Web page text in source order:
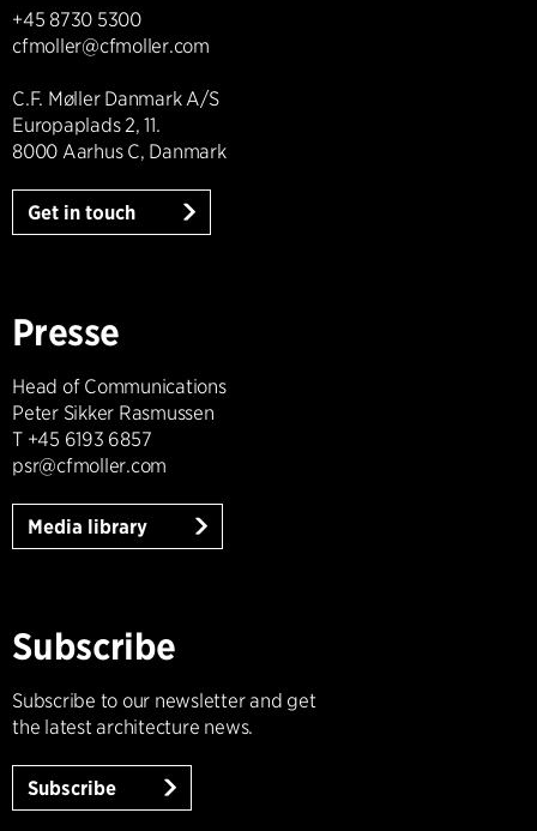
+45 8730 5300
cfmoller@cfmoller.com
C.F. Møller Danmark A/S
Europaplads 2, 11.
8000 Aarhus C, Danmark
Get in touch
Presse
Head of Communications
Peter Sikker Rasmussen
T +45 6193 6857
psr@cfmoller.com
Media library
Subscribe
Subscribe to our newsletter and get
the latest architecture news.
Subscribe